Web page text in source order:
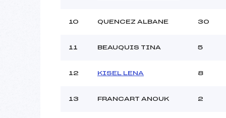
10 QUENCEZ ALBANE 30
11 BEAUQUIS TINA 5
12 KISEL LENA 8
13 FRANCART ANOUK 2